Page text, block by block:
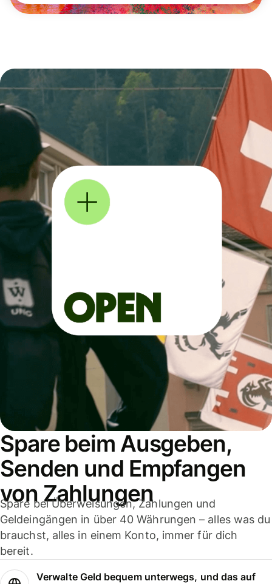
Spare beim Ausgeben,
Senden und Empfangen
von Zahlungen
Spare bei Überweisungen, Zahlungen und
Geldeingängen in über 40 Währungen – alles was du
brauchst, alles in einem Konto, immer für dich
bereit.
Verwalte Geld bequem unterwegs, und das auf